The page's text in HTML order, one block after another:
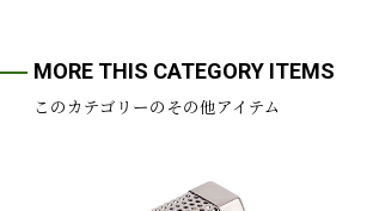
MORE THIS CATEGORY ITEMS
このカテゴリーのその他アイテム